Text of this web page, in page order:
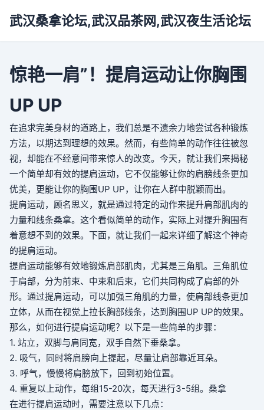
武汉桑拿论坛,武汉品茶网,武汉夜生活论坛
惊艳一肩”！提肩运动让你胸围
UP UP
在追求完美身材的道路上，我们总是不遗余力地尝试各种锻炼
方法，以期达到理想的效果。然而，有些简单的动作往往被忽
视，却能在不经意间带来惊人的改变。今天，就让我们来揭秘
一个简单却有效的提肩运动，它不仅能够让你的肩膀线条更加
优美，更能让你的胸围UP UP，让你在人群中脱颖而出。
提肩运动，顾名思义，就是通过特定的动作来提升肩部肌肉的
力量和线条桑拿。这个看似简单的动作，实际上对提升胸围有
着意想不到的效果。下面，就让我们一起来详细了解这个神奇
的提肩运动。
提肩运动能够有效地锻炼肩部肌肉，尤其是三角肌。三角肌位
于肩部，分为前束、中束和后束，它们共同构成了肩部的外
形。通过提肩运动，可以加强三角肌的力量，使肩部线条更加
立体，从而在视觉上拉长胸部线条，达到胸围UP UP的效果。
那么，如何进行提肩运动呢？以下是一些简单的步骤：
1. 站立，双脚与肩同宽，双手自然下垂桑拿。
2. 吸气，同时将肩膀向上提起，尽量让肩部靠近耳朵。
3. 呼气，慢慢将肩膀放下，回到初始位置。
4. 重复以上动作，每组15-20次，每天进行3-5组。 桑拿
在进行提肩运动时，需要注意以下几点：